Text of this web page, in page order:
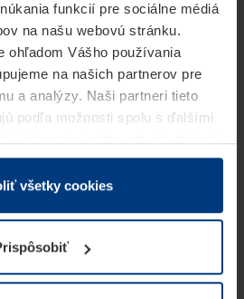
funkcií pre sociálne médiá
na našu webovú stránku.
ohľadom Vášho používania
na našich partnerov pre
a analýzy. Naši partneri tieto
podľa možnosti spolu s ďalšími
služieb.
cookies ukladať na Vašom
Pre všetky ostatné typy cookie
Vaše povolenie môžete
odvolať vo vysvetlení cookie
všetky cookies